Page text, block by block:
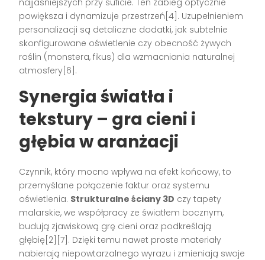
powiększa i dynamizuje przestrzeń[4]. Uzupełnieniem
personalizacji są detaliczne dodatki, jak subtelnie
skonfigurowane oświetlenie czy obecność żywych
roślin (monstera, fikus) dla wzmacniania naturalnej
atmosfery[6].
Synergia światła i
tekstury – gra cieni i
głębia w aranżacji
Czynnik, który mocno wpływa na efekt końcowy, to
przemyślane połączenie faktur oraz systemu
oświetlenia. Strukturalne ściany 3D czy tapety
malarskie, we współpracy ze światłem bocznym,
budują zjawiskową grę cieni oraz podkreślają
głębię[2][7]. Dzięki temu nawet proste materiały
nabierają niepowtarzalnego wyrazu i zmieniają swoje